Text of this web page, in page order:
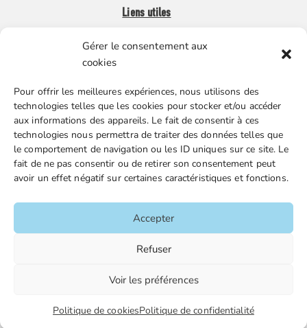
Gérer le consentement aux
cookies
Pour offrir les meilleures expériences, nous utilisons des
technologies telles que les cookies pour stocker et/ou accéder
aux informations des appareils. Le fait de consentir à ces
technologies nous permettra de traiter des données telles que
le comportement de navigation ou les ID uniques sur ce site. Le
fait de ne pas consentir ou de retirer son consentement peut
avoir un effet négatif sur certaines caractéristiques et fonctions.
Accepter
Refuser
Voir les préférences
Politique de cookiesPolitique de confidentialité
Liens utiles
Boutique en ligne
Nos partenaires
Gestion des cookies
FGTA-FO / 15 avenue Victor Hugo – 92170 Vanves / 01 86
Accueil
Contacts
Mentions légales
Plan du site